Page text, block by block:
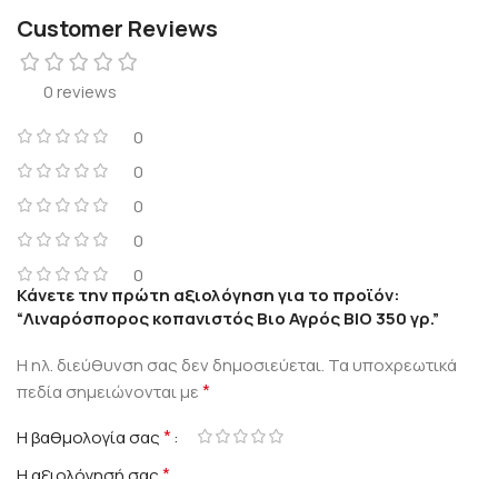
Customer Reviews
0 reviews
0
0
0
0
0
Κάνετε την πρώτη αξιολόγηση για το προϊόν:
“Λιναρόσπορος κοπανιστός Βιο Αγρός ΒΙΟ 350 γρ.”
Η ηλ. διεύθυνση σας δεν δημοσιεύεται. Τα υποχρεωτικά
πεδία σημειώνονται με*
Η βαθμολογία σας*